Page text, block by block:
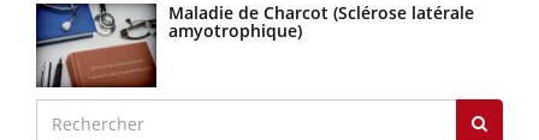
Maladie de Charcot (Sclérose latérale
amyotrophique)